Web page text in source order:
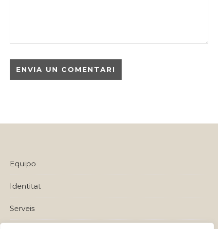
Equipo
Identitat
Serveis